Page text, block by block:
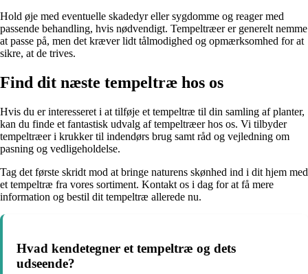
Hold øje med eventuelle skadedyr eller sygdomme og reager med
passende behandling, hvis nødvendigt. Tempeltræer er generelt nemme
at passe på, men det kræver lidt tålmodighed og opmærksomhed for at
sikre, at de trives.
Find dit næste tempeltræ hos os
Hvis du er interesseret i at tilføje et tempeltræ til din samling af planter,
kan du finde et fantastisk udvalg af tempeltræer hos os. Vi tilbyder
tempeltræer i krukker til indendørs brug samt råd og vejledning om
pasning og vedligeholdelse.
Tag det første skridt mod at bringe naturens skønhed ind i dit hjem med
et tempeltræ fra vores sortiment. Kontakt os i dag for at få mere
information og bestil dit tempeltræ allerede nu.
Hvad kendetegner et tempeltræ og dets
udseende?